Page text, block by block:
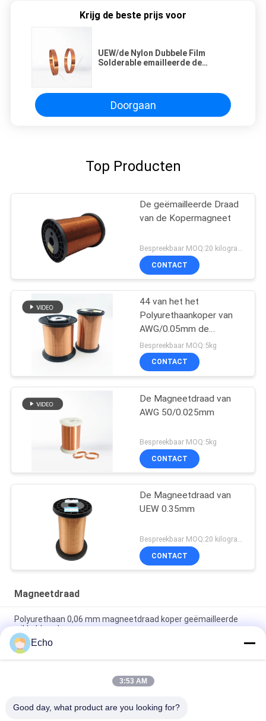
Krijg de beste prijs voor
UEW/de Nylon Dubbele Film
Solderable emailleerde de
Doorgaan
Top Producten
De geëmailleerde Draad
van de Kopermagneet
CONTACT
44 van het het
Polyurethaankoper van
AWG/0.05mm de
Magneetdraad
Bespreekbaar MOQ:5kg
CONTACT
De Magneetdraad van
AWG 50/0.025mm
Bespreekbaar MOQ:5kg
CONTACT
De Magneetdraad van
UEW 0.35mm
Bespreekbaar MOQ:20 kilogram/Kilogram
CONTACT
Magneetdraad
Polyurethaan 0,06 mm magneetdraad koper geëmailleerde
wikkeldraad
0.15mm gelaagd koperen wikkeldraad gelaagd draad
meetgrafiek
de 0.036mm Geëmailleerde Draad van de Kopermagneet voor
Echo
3:53 AM
Good day, what product are you looking for?